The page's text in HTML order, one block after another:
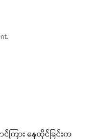
ကြား နေထိုင်ခြင်းက